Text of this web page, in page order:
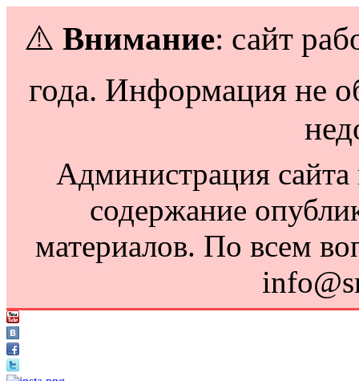
⚠️ Внимание: сайт
года. Информация не
Администрация сайта
содержание
материалов. По всем